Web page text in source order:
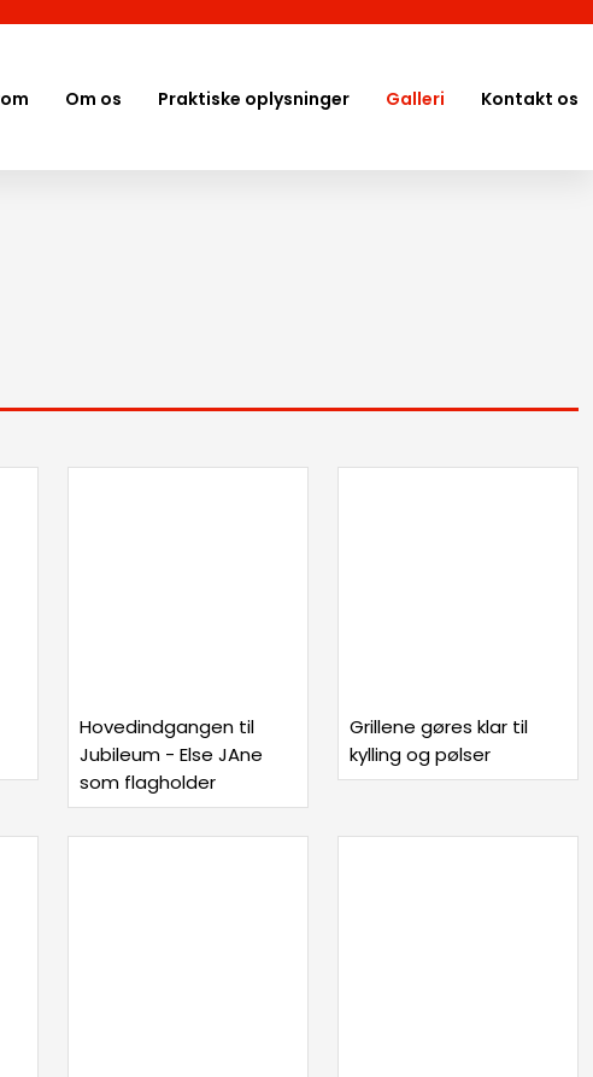
Om os Praktiske oplysninger Galleri Kontakt os
Hovedindgangen til
Jubileum - Else JAne
som flagholder
Grillene gøres klar til
kylling og pølser